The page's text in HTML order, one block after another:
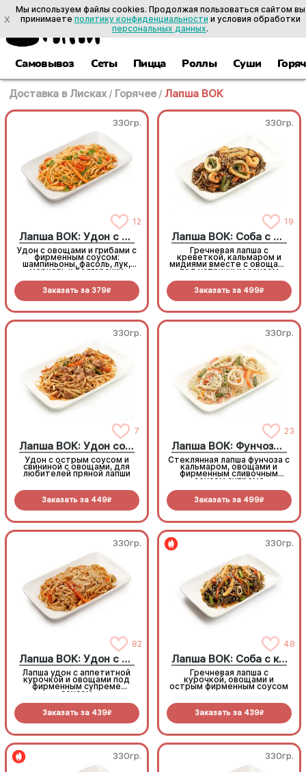
Самовывоз Сеты Пицца Роллы Суши
Доставка в Лисках / Горячее / Лапша ВОК
330гр.
12
Лапша ВОК: Удон с овощами
Удон с овощами и грибами с
фирменным соусом:
шампиньоны, фасоль, лук,
морковь и болгарский
Заказать за 379R
330гр.
19
Лапша ВОК: Соба с морепродуктами
Гречневая лапша с
креветкой, кальмаром и
мидиями вместе с овощами
под устричным соусом
Заказать за 499R
330гр.
7
Лапша ВОК: Удон со свининой
Удон с острым соусом и
свининой с овощами, для
любителей пряной лапши
Заказать за 449R
330гр.
23
Лапша ВОК: Фунчоза с кальмаром
Стеклянная лапша фунчоза с
кальмаром, овощами и
фирменным сливочным
соусом супреме
Заказать за 499R
330гр.
82
Лапша ВОК: Удон с курицей
Лапша удон с аппетитной
курочкой и овощами под
фирменным супреме
соусом
Заказать за 439R
330гр.
48
Лапша ВОК: Соба с курицей
Гречневая лапша с
курочкой, овощами и
острым фирменным соусом
Заказать за 439R
330гр. 330гр.
X
Мы используем файлы cookies. Продолжая пользоваться сайтом вы
принимаете политику конфиденциальности и условия обработки
персональных данных.